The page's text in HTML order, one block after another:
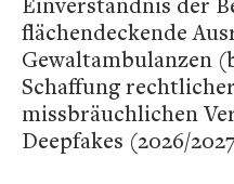
flächendeckende
Gewaltambulanzen
Schaffung
missbräuchlichen
Deepfakes (2026/